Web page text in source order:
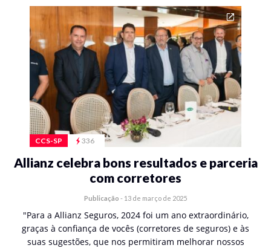
CCS-SP 336
Allianz celebra bons resultados e parceria
com corretores
Publicação - 13 de março de 2025
"Para a Allianz Seguros, 2024 foi um ano extraordinário,
graças à confiança de vocês (corretores de seguros) e às
suas sugestões, que nos permitiram melhorar nossos